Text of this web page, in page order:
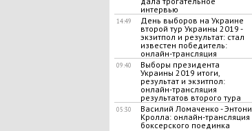
интервью
14:49
День выборов на Украине
второй тур Украины 2019 -
экзитпол и результат: стал
известен победитель:
онлайн-трансляция
09:40
Выборы президента
Украины 2019 итоги,
результат и экзитпол:
онлайн-трансляция
результатов второго тура
05:30
Василий Ломаченко - Энтони
Кролла: онлайн-трансляция
боксерского поединка